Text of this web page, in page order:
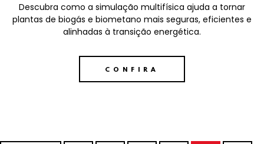
Descubra como a simulação multifísica ajuda a tornar
plantas de biogás e biometano mais seguras, eficientes e
alinhadas à transição energética.
CONFIRA